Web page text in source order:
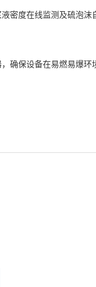
密度在线监测及硫泡沫
确保设备在易燃易爆环